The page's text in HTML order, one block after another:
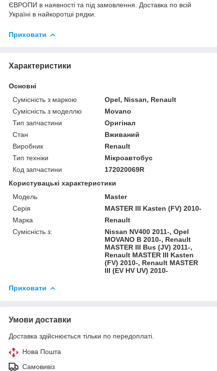
ЄВРОПИ в наявності та під замовлення. Доставка по всій
Україні в найкоротші рядки.
Приховати
Характеристики
Основні
Сумісність з маркою
Opel, Nissan, Renault
Сумісність з моделлю
Movano
Тип запчастини
Оригінал
Стан
Вживаний
Виробник
Renault
Тип техніки
Мікроавтобус
Код запчастини
172020069R
Користувацькі характеристики
Модель
Master
Серія
MASTER III Kasten (FV) 2010-
Марка
Renault
Сумісність з:
Nissan NV400 2011-, Opel
MOVANO B 2010-, Renault
MASTER III Bus (JV) 2011-,
Renault MASTER III Kasten
(FV) 2010-, Renault MASTER
III (EV HV UV) 2010-
Приховати
Умови доставки
Доставка здійснюється тільки по передоплаті.
Нова Пошта
Самовивіз